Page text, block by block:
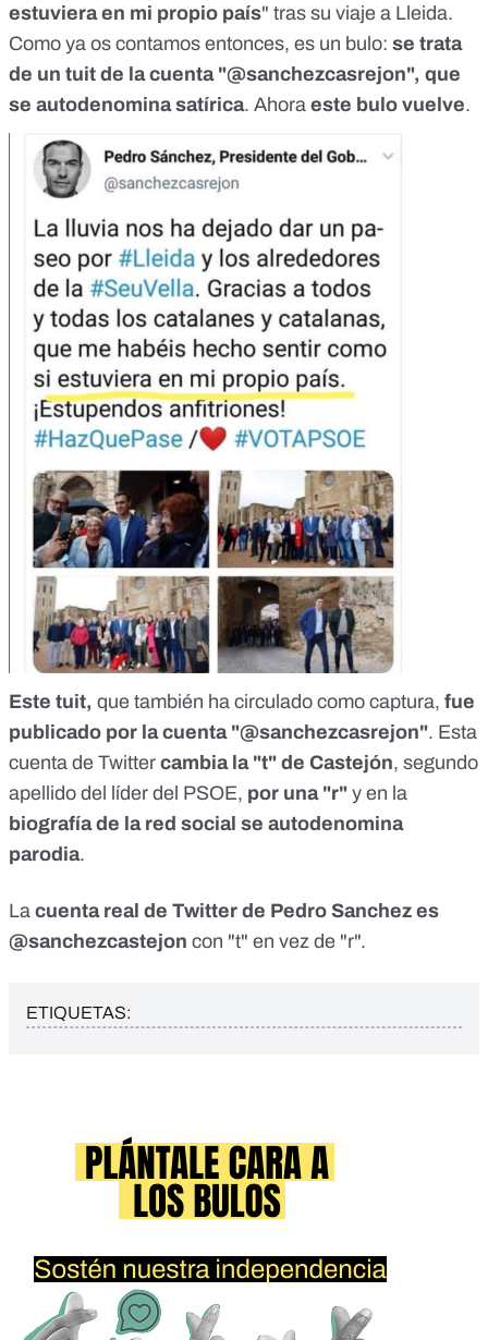
estuviera en mi propio país" tras su viaje a Lleida.
Como ya os contamos entonces, es un bulo: se trata
de un tuit de la cuenta "@sanchezcasrejon", que
se autodenomina satírica. Ahora este bulo vuelve.
Este tuit, que también ha circulado como captura, fue
publicado por la cuenta "@sanchezcasrejon". Esta
cuenta de Twitter cambia la "t" de Castejón, segundo
apellido del líder del PSOE, por una "r" y en la
biografía de la red social se autodenomina
parodia.
La cuenta real de Twitter de Pedro Sanchez es
@sanchezcastejon con "t" en vez de "r".
ETIQUETAS: